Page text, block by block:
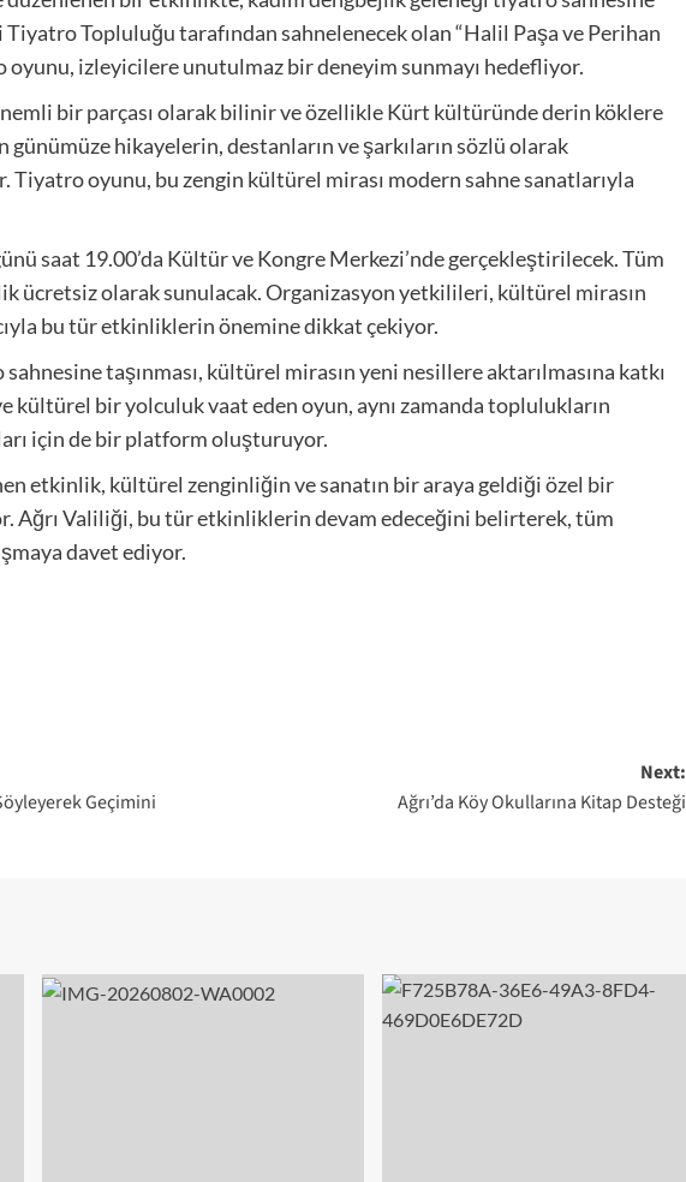
Topluluğu tarafından sahnelenecek olan “Halil Paşa ve Perihan
oyunu, izleyicilere unutulmaz bir deneyim sunmayı hedefliyor.
bir parçası olarak bilinir ve özellikle Kürt kültüründe derin köklere
hikayelerin, destanların ve şarkıların sözlü olarak
Tiyatro oyunu, bu zengin kültürel mirası modern sahne sanatlarıyla
saat 19.00’da Kültür ve Kongre Merkezi’nde gerçekleştirilecek. Tüm
ücretsiz olarak sunulacak. Organizasyon yetkilileri, kültürel mirasın
bu tür etkinliklerin önemine dikkat çekiyor.
taşınması, kültürel mirasın yeni nesillere aktarılmasına katkı
kültürel bir yolculuk vaat eden oyun, aynı zamanda toplulukların
için de bir platform oluşturuyor.
etkinlik, kültürel zenginliğin ve sanatın bir araya geldiği özel bir
Ağrı Valiliği, bu tür etkinliklerin devam edeceğini belirterek, tüm
davet ediyor.
Geçimini
Next:
Ağrı’da Köy Okullarına Kitap Desteği